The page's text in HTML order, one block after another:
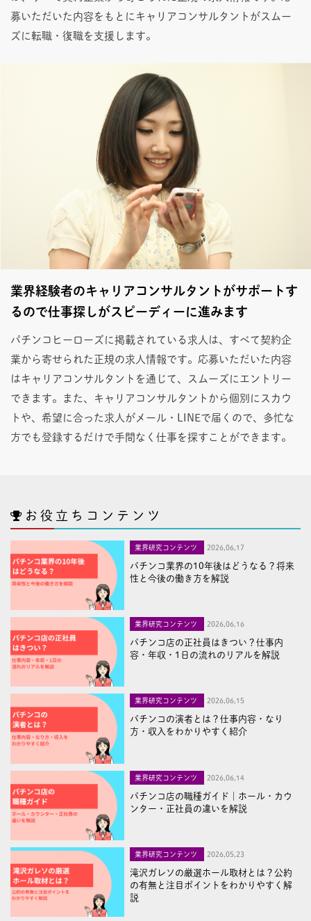
募いただいた内容をもとにキャリアコンサルタントがスムー
ズに転職・復職を支援します。
業界経験者のキャリアコンサルタントがサポートす
るので仕事探しがスピーディーに進みます
パチンコヒーローズに掲載されている求人は、すべて契約企
業から寄せられた正規の求人情報です。応募いただいた内容
はキャリアコンサルタントを通じて、スムーズにエントリー
できます。また、キャリアコンサルタントから個別にスカウ
トや、希望に合った求人がメール・LINEで届くので、多忙な
方でも登録するだけで手間なく仕事を探すことができます。
お役立ちコンテンツ
業界研究コンテンツ 2026,06,17
パチンコ業界の10年後はどうなる？将来
性と今後の働き方を解説
業界研究コンテンツ 2026,06,16
パチンコ店の正社員はきつい？仕事内
容・年収・1日の流れのリアルを解説
業界研究コンテンツ 2026,06,15
パチンコの演者とは？仕事内容・なり
方・収入をわかりやすく紹介
業界研究コンテンツ 2026,06,14
パチンコ店の職種ガイド｜ホール・カウ
ンター・正社員の違いを解説
業界研究コンテンツ 2026,05,23
滝沢ガレソの厳選ホール取材とは？公約
の有無と注目ポイントをわかりやすく解
説